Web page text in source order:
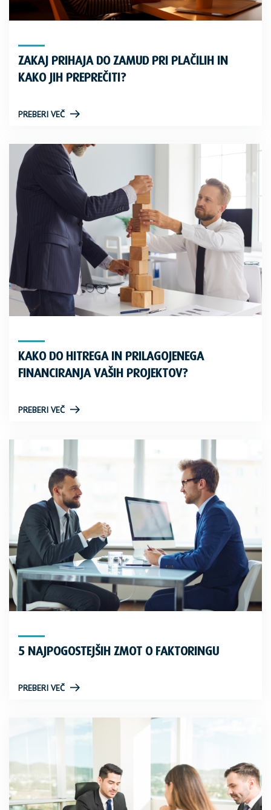
ZAKAJ PRIHAJA DO ZAMUD PRI PLAČILIH IN
KAKO JIH PREPREČITI?
PREBERI VEČ
KAKO DO HITREGA IN PRILAGOJENEGA
FINANCIRANJA VAŠIH PROJEKTOV?
PREBERI VEČ
5 NAJPOGOSTEJŠIH ZMOT O FAKTORINGU
PREBERI VEČ